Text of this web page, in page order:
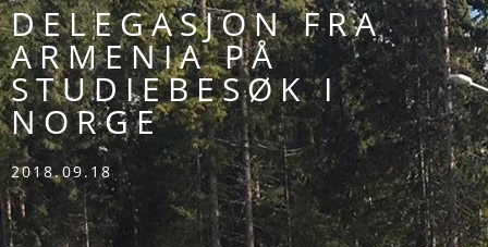
DELEGASJON FRA
ARMENIA PÅ
STUDIEBESØK I
NORGE
2018.09.18